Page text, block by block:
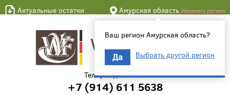
Актуальные остатки Амурская область Изменить регион
Ваш регион Амурская область?
Да Выбрать другой регион
Телефон для связи
+7 (914) 611 5638